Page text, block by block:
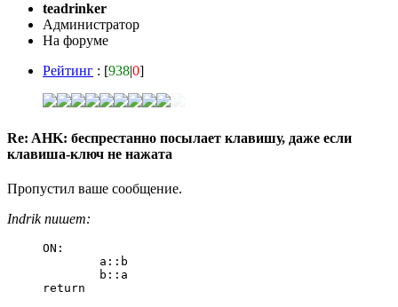
teadrinker
Администратор
На форуме
Рейтинг : [938|0]
Re: AHK: беспрестанно посылает клавишу, даже если
клавиша-ключ не нажата
Пропустил ваше сообщение.
Indrik пишет:
ON:
return